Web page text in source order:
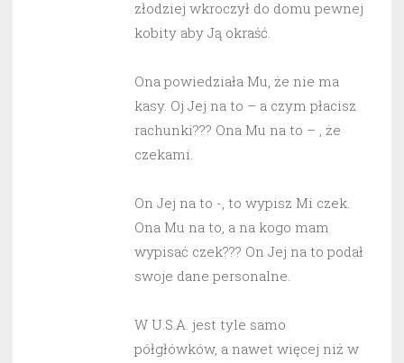
złodziej wkroczył do domu pewnej
kobity aby Ją okraść.
Ona powiedziała Mu, że nie ma
kasy. Oj Jej na to – a czym płacisz
rachunki??? Ona Mu na to – , że
czekami.
On Jej na to -, to wypisz Mi czek.
Ona Mu na to, a na kogo mam
wypisać czek??? On Jej na to podał
swoje dane personalne.
W U.S.A. jest tyle samo
półgłówków, a nawet więcej niż w